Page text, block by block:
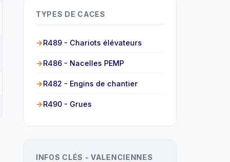
TYPES DE CACES
R489 - Chariots élévateurs
R486 - Nacelles PEMP
R482 - Engins de chantier
R490 - Grues
INFOS CLÉS - VALENCIENNES